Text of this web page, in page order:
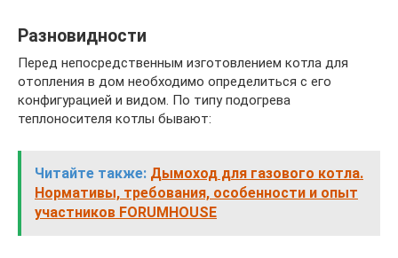
Разновидности
Перед непосредственным изготовлением котла для
отопления в дом необходимо определиться с его
конфигурацией и видом. По типу подогрева
теплоносителя котлы бывают:
Читайте также: Дымоход для газового котла.
Нормативы, требования, особенности и опыт
участников FORUMHOUSE